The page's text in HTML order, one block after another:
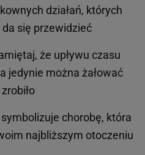
działań, których
się przewidzieć
że upływu czasu
jedynie można żałować
symbolizuje chorobę, która
najbliższym otoczeniu